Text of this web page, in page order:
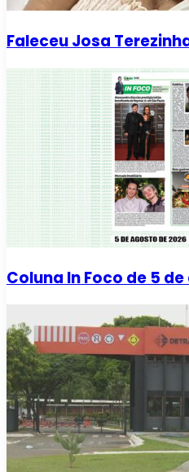
Faleceu Josa
Coluna In Foco de 5